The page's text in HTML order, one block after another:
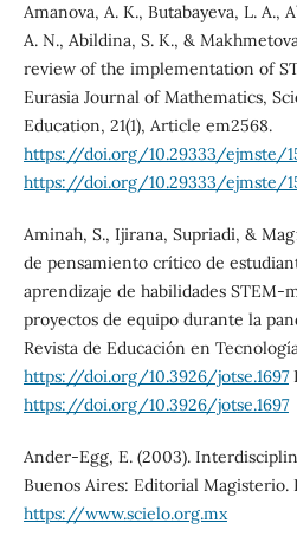
Amanova, A. K., Butabayeva, L. A.,
A. N., Abildina, S. K., &
review of the implementation of
Eurasia Journal of Mathematics,
Education, 21(1), Article em2568.
https://doi.org/10.29333/ejmste/
https://doi.org/10.29333/ejmste/
Aminah, S., Ijirana, Supriadi, &
de pensamiento crítico de
aprendizaje de habilidades STEM-
proyectos de equipo durante la
Revista de Educación en
https://doi.org/10.3926/jotse.1697
https://doi.org/10.3926/jotse.1697
Ander-Egg, E. (2003).
Buenos Aires: Editorial Magisterio.
https://www.scielo.org.mx